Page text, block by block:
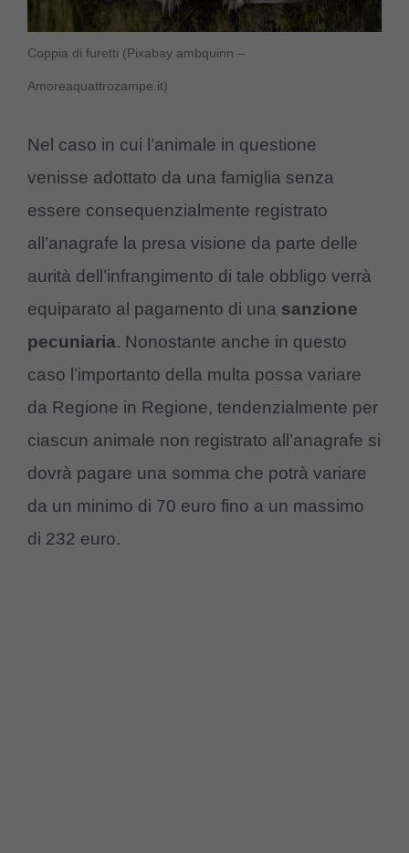
Coppia di furetti (Pixabay ambquinn –
Amoreaquattrozampe.it)
Nel caso in cui l’animale in questione
venisse adottato da una famiglia senza
essere consequenzialmente registrato
all’anagrafe la presa visione da parte delle
aurità dell’infrangimento di tale obbligo verrà
equiparato al pagamento di una sanzione
pecuniaria. Nonostante anche in questo
caso l’importanto della multa possa variare
da Regione in Regione, tendenzialmente per
ciascun animale non registrato all’anagrafe si
dovrà pagare una somma che potrà variare
da un minimo di 70 euro fino a un massimo
di 232 euro.